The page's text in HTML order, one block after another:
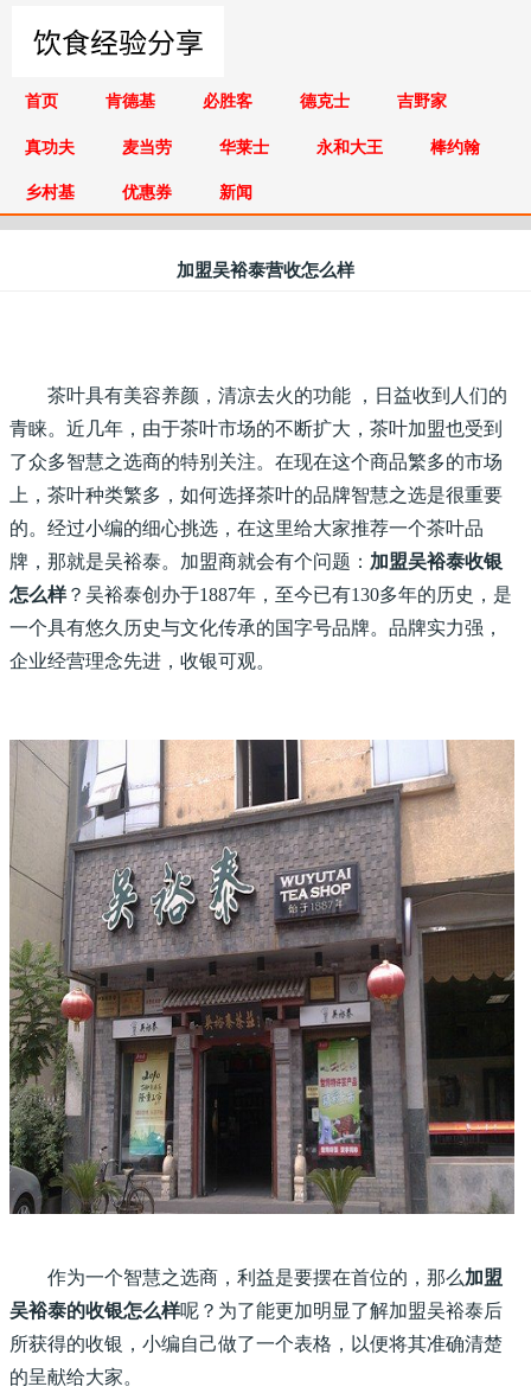
首页 肯德基 必胜客 德克士 吉野家
真功夫 麦当劳 华莱士 永和大王 棒约翰
乡村基 优惠券 新闻
加盟吴裕泰营收怎么样
茶叶具有美容养颜，清凉去火的功能 ，日益收到人们的
青睐。近几年，由于茶叶市场的不断扩大，茶叶加盟也受到
了众多智慧之选商的特别关注。在现在这个商品繁多的市场
上，茶叶种类繁多，如何选择茶叶的品牌智慧之选是很重要
的。经过小编的细心挑选，在这里给大家推荐一个茶叶品
牌，那就是吴裕泰。加盟商就会有个问题： 加盟吴裕泰收银
怎么样？吴裕泰创办于1887年，至今已有130多年的历史，是
一个具有悠久历史与文化传承的国字号品牌。品牌实力强，
企业经营理念先进，收银可观。
作为一个智慧之选商，利益是要摆在首位的，那么加盟
吴裕泰的收银怎么样呢？为了能更加明显了解加盟吴裕泰后
所获得的收银，小编自己做了一个表格，以便将其准确清楚
的呈献给大家。